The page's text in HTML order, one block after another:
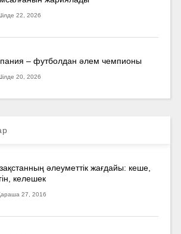
22, 2026
– футболдан әлем чемпионы
20, 2026
әлеуметтік жағдайы: кеше,
келешек
27, 2016